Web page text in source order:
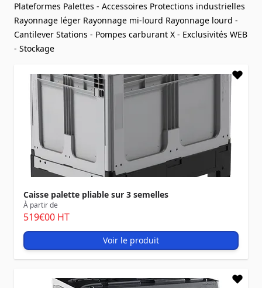
Plateformes Palettes - Accessoires Protections industrielles
Rayonnage léger Rayonnage mi-lourd Rayonnage lourd -
Cantilever Stations - Pompes carburant X - Exclusivités WEB
- Stockage
Caisse palette pliable sur 3 semelles
À partir de
519€00 HT
Voir le produit